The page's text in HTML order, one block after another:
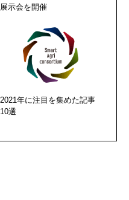
展示会を開催
2021年に注目を集めた記事
10選